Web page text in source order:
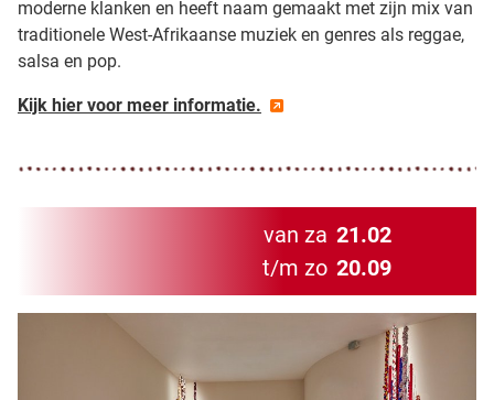
moderne klanken en heeft naam gemaakt met zijn mix van
traditionele West-Afrikaanse muziek en genres als reggae,
salsa en pop.
Kijk hier voor meer informatie.
van za 21.02
t/m zo 20.09